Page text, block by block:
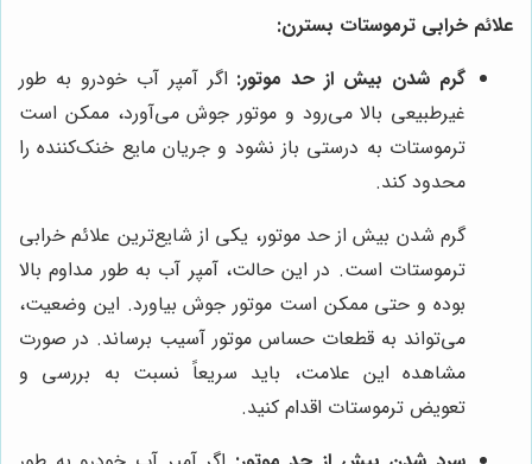
علائم خرابی ترموستات بسترن:
گرم شدن بیش از حد موتور: اگر آمپر آب خودرو به طور
غیرطبیعی بالا می‌رود و موتور جوش می‌آورد، ممکن است
ترموستات به درستی باز نشود و جریان مایع خنک‌کننده را
محدود کند.
گرم شدن بیش از حد موتور، یکی از شایع‌ترین علائم خرابی
ترموستات است. در این حالت، آمپر آب به طور مداوم بالا
بوده و حتی ممکن است موتور جوش بیاورد. این وضعیت،
می‌تواند به قطعات حساس موتور آسیب برساند. در صورت
مشاهده این علامت، باید سریعاً نسبت به بررسی و
تعویض ترموستات اقدام کنید.